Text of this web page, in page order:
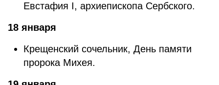
Евстафия I, архиепископа Сербского.
18 января
Крещенский сочельник, День памяти
пророка Михея.